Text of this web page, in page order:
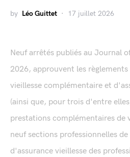
by Léo Guittet 17 juillet 2026
Neuf arrêtés publiés au Journal
2026, approuvent les
vieillesse complémentaire et
(ainsi que, pour trois d'entre
prestations complémentaires de
neuf sections professionnelles
d'assurance vieillesse des